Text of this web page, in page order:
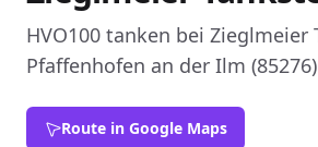
HVO100 tanken bei Zieglmeier
Pfaffenhofen an der Ilm (85276)
Route in Google Maps